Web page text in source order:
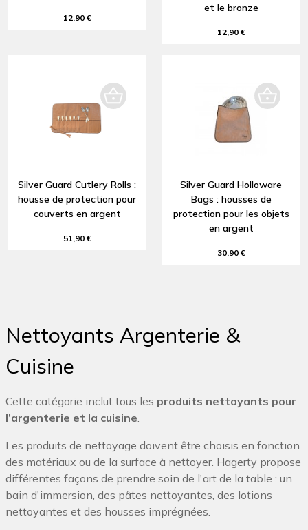
12,90 €
et le bronze
12,90 €
Silver Guard Cutlery Rolls :
housse de protection pour
couverts en argent
51,90 €
Silver Guard Holloware
Bags : housses de
protection pour les objets
en argent
30,90 €
Nettoyants Argenterie &
Cuisine
Cette catégorie inclut tous les produits nettoyants pour
l’argenterie et la cuisine
Les produits de nettoyage doivent être choisis en fonction
des matériaux ou de la surface à nettoyer. Hagerty propose
différentes façons de prendre soin de l'art de la table : un
bain d'immersion, des pâtes nettoyantes, des lotions
nettoyantes et des housses imprégnées.